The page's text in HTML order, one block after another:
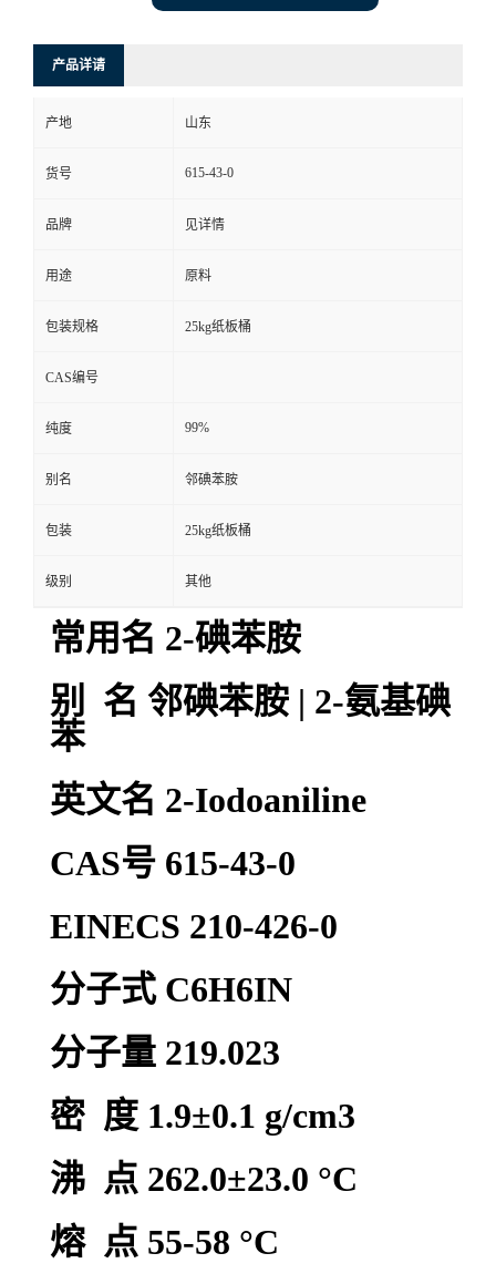
产品详请
产地 山东
货号 615-43-0
品牌 见详情
用途 原料
包装规格 25kg纸板桶
CAS编号
纯度 99%
别名 邻碘苯胺
包装 25kg纸板桶
级别 其他
常用名 2-碘苯胺
别 名 邻碘苯胺 | 2-氨基碘
苯
英文名 2-Iodoaniline
CAS号 615-43-0
EINECS 210-426-0
分子式 C6H6IN
分子量 219.023
密 度 1.9±0.1 g/cm3
沸 点 262.0±23.0 °C
熔 点 55-58 °C